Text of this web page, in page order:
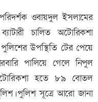
ওবায়দুল ইসলামের
চালিত অটোরিকশা
উপস্থিতি টের পেয়ে
পালিয়ে গেলে নিপুল
হতে ৮৯ বোতল
সূত্রে আরো জানা